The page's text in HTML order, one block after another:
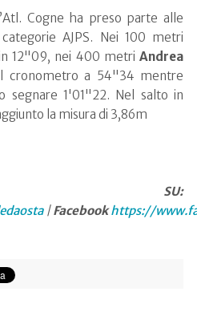
Cogne ha preso parte alle
AJPS. Nei 100 metri
12"09, nei 400 metriAndrea
cronometro a 54"34 mentre
segnare 1'01"22. Nel salto in
la misura di 3,86m
SU:
|Facebook https://